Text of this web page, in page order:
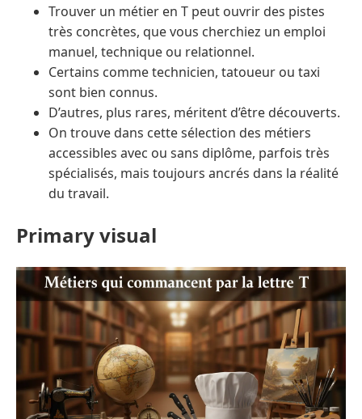
Trouver un métier en T peut ouvrir des pistes
très concrètes, que vous cherchiez un emploi
manuel, technique ou relationnel.
Certains comme technicien, tatoueur ou taxi
sont bien connus.
D’autres, plus rares, méritent d’être découverts.
On trouve dans cette sélection des métiers
accessibles avec ou sans diplôme, parfois très
spécialisés, mais toujours ancrés dans la réalité
du travail.
Primary visual